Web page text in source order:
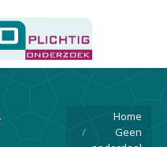
Je bent hier:
Home
Geen